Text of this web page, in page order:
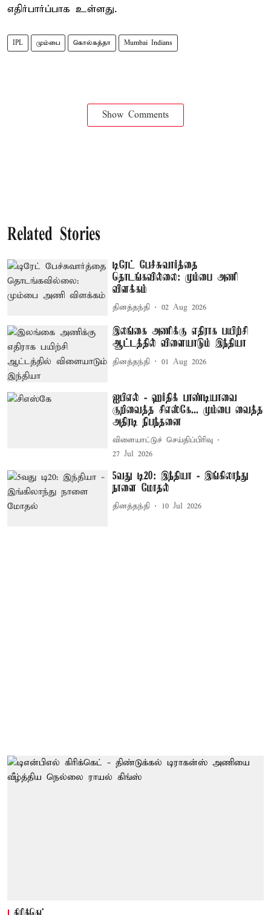
எதிர்பார்ப்பாக உள்ளது.
IPL மும்பை கொல்கத்தா Mumbai Indians
Show Comments
Related Stories
டிரேட் பேச்சுவார்த்தை
தொடங்கவில்லை: மும்பை அணி
விளக்கம்
தினத்தந்தி 02 Aug 2026
இலங்கை அணிக்கு எதிராக பயிற்சி
ஆட்டத்தில் விளையாடும் இந்தியா
தினத்தந்தி 01 Aug 2026
ஐபிஎல் - ஹர்திக் பாண்டியாவை
குறிவைத்த சிஎஸ்கே... மும்பை வைத்த
அதிரடி நிபந்தனை
விளையாட்டுச் செய்திப்பிரிவு
27 Jul 2026
5வது டி20: இந்தியா - இங்கிலாந்து
நாளை மோதல்
தினத்தந்தி 10 Jul 2026